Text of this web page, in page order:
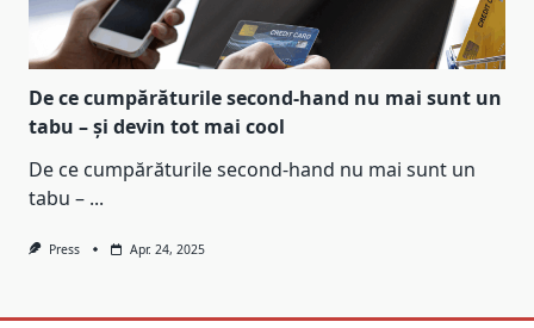
De ce cumpărăturile second-hand nu mai sunt un
tabu – și devin tot mai cool
De ce cumpărăturile second-hand nu mai sunt un
tabu – ...
Press Apr. 24, 2025